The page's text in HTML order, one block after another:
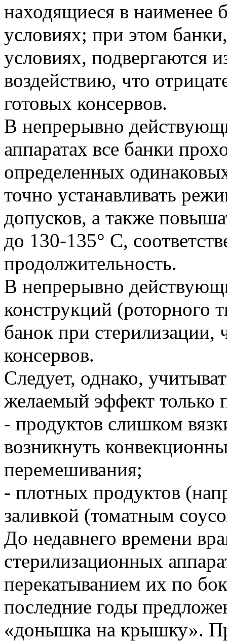
находящиеся в наименее
условиях; при этом
условиях, подвергаются
воздействию, что
готовых консервов.
В непрерывно
аппаратах все банки
определенных
точно устанавливать
допусков, а также
до 130-135° С,
продолжительность.
В непрерывно
конструкций (роторного
банок при стерилизации,
консервов.
Следует, однако,
желаемый эффект только
- продуктов слишком
возникнуть
перемешивания;
- плотных продуктов
заливкой (томатным
До недавнего времени
стерилизационных
перекатыванием их по
последние годы
«донышка на крышку».